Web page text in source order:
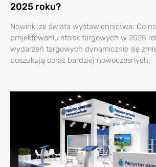
2025 roku?
Nowinki ze świata wystawiennictwa: Co
projektowaniu stoisk targowych w 2025
wydarzeń targowych dynamicznie się
poszukują coraz bardziej nowoczesnych,